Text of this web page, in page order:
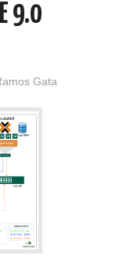
9.0
Gata